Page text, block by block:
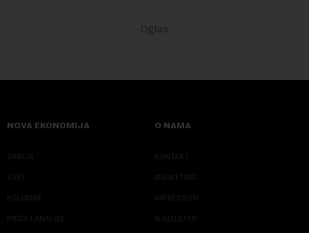
NOVA EKONOMIJA
SRBIJA
SVET
KOLUMNE
PRIČE I ANALIZE
O NAMA
KONTAKT
MARKETING
IMPRESSUM
NJUZLETER